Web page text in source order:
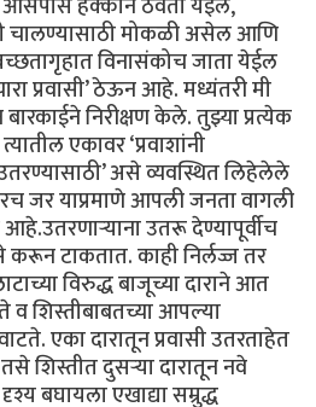
चालण्यासाठी मोकळी असेल आणि
विनासंकोच जाता येईल
प्रवासी’ ठेऊन आहे. मध्यंतरी मी
निरीक्षण केले. तुझ्या प्रत्येक
एकावर ‘प्रवाशांनी
असे व्यवस्थित लिहेलेले
जर याप्रमाणे आपली जनता वागली
उतरू देण्यापूर्वीच
टाकतात. काही निर्लज्ज तर
विरुद्ध बाजूच्या दाराने आत
शिस्तीबाबतच्या आपल्या
एका दारातून प्रवासी उतरताहेत
शिस्तीत दुसऱ्या दारातून नवे
बघायला एखाद्या सम्रुद्ध